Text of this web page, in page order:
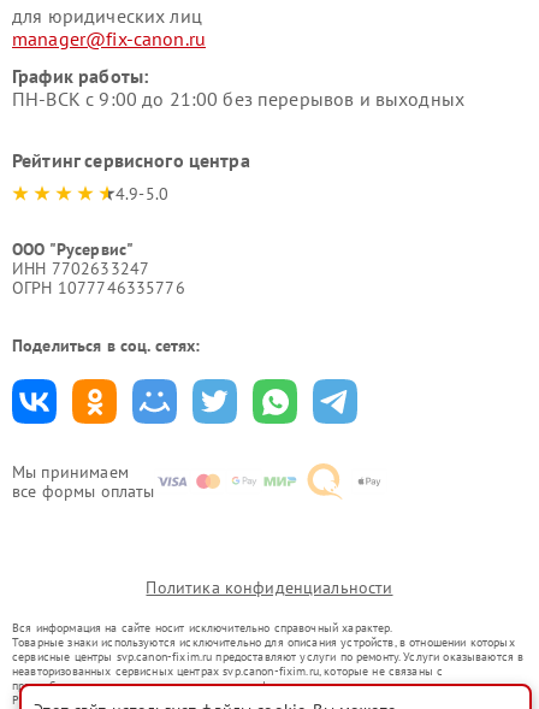
Мы принимаем
все формы оплаты
для юридических лиц
manager@fix-canon.ru
График работы:
ПН-ВСК с 9:00 до 21:00 без перерывов и выходных
Рейтинг сервисного центра
4.9-5.0
ООО "Русервис"
ИНН 7702633247
ОГРН 1077746335776
Поделиться в соц. сетях:
Политика конфиденциальности
Вся информация на сайте носит исключительно справочный характер.
Товарные знаки используются исключительно для описания устройств, в отношении которых
сервисные центры svp.canon-fixim.ru предоставляют услуги по ремонту. Услуги оказываются в
неавторизованных сервисных центрах svp.canon-fixim.ru, которые не связаны с
правообладателями товарных знаков или их официальными представителями.
Ремонт осуществляется для устройств, уже введенных в гражданский оборот в соответствии